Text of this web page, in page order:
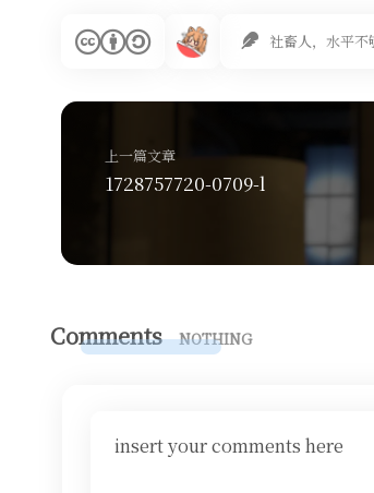
社畜人，水平
上一篇文章
1728757720-0709-l
Comments NOTHING
insert your comments here